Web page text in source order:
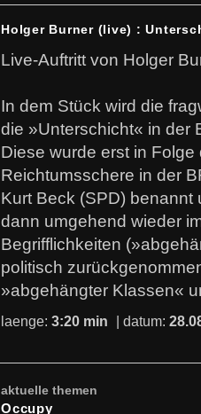
Holger Burner (live) :
Live-Auftritt von Holger
In dem Stück wird die
die »Unterschicht« in der
Diese wurde erst in
Reichtumsschere in der
Kurt Beck (SPD)
dann umgehend wieder
Begrifflichkeiten
politisch
»abgehängter Klassen«
laenge: 3:20 min | datum:
aktuelle themen
Occupy